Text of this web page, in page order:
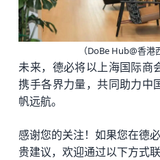
（DoBe Hub@香港
未来，德必将以上海国际商
携手各界力量，共同助力中
帆远航。
感谢您的关注！如果您在德
贵建议，欢迎通过以下方式联